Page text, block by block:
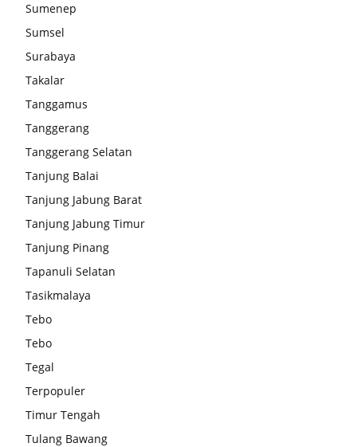
Sumenep
Sumsel
Surabaya
Takalar
Tanggamus
Tanggerang
Tanggerang Selatan
Tanjung Balai
Tanjung Jabung Barat
Tanjung Jabung Timur
Tanjung Pinang
Tapanuli Selatan
Tasikmalaya
Tebo
Tebo
Tegal
Terpopuler
Timur Tengah
Tulang Bawang